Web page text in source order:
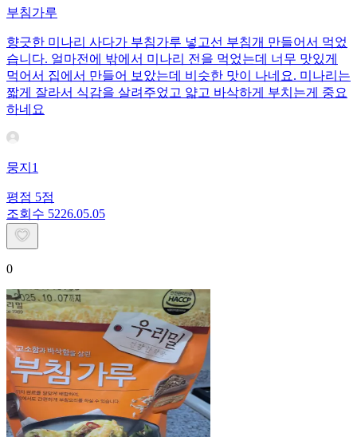
부침가루
향긋한 미나리 사다가 부침가루 넣고선 부침개 만들어서 먹었
습니다. 얼마전에 밖에서 미나리 전을 먹었는데 너무 맛있게
먹어서 집에서 만들어 보았는데 비슷한 맛이 나네요. 미나리는
짧게 잘라서 식감을 살려주었고 얇고 바삭하게 부치는게 중요
하네요
뭉지1
평점 5점
조회수 5226.05.05
0